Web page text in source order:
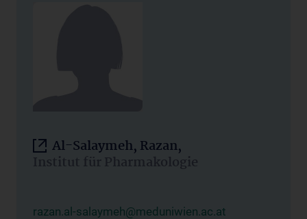
Al-Salaymeh, Razan,
Institut für Pharmakologie
razan.al-salaymeh@meduniwien.ac.at